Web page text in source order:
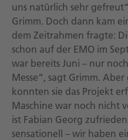
uns natürlich sehr
Grimm. Doch dann kam
dem Zeitrahmen fragte:
schon auf der EMO im
war bereits Juni – nur
Messe“, sagt Grimm.
konnten sie das Projekt
Maschine war noch nicht
ist Fabian Georg
sensationell – wir haben